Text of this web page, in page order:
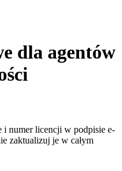
dla agentów
i numer licencji w podpisie e-
zaktualizuj je w całym